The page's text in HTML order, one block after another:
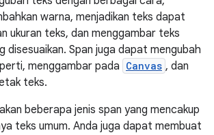
warna, menjadikan teks dapat
ukuran teks, dan menggambar teks
disesuaikan. Span juga dapat mengubah
menggambar pada Canvas , dan
teks.
beberapa jenis span yang mencakup
teks umum. Anda juga dapat membuat